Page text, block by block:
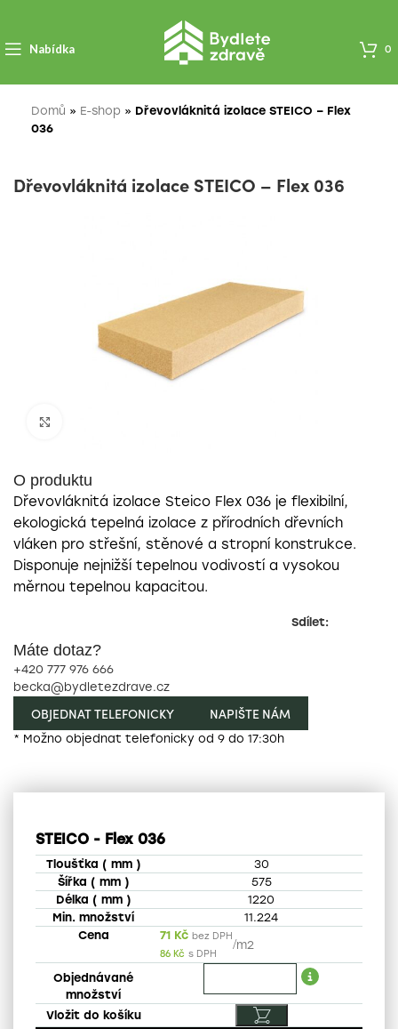
Nabídka 0
Domů » E-shop » Dřevovláknitá izolace STEICO – Flex
036
Dřevovláknitá izolace STEICO – Flex 036
O produktu
Dřevovláknitá izolace Steico Flex 036 je flexibilní,
ekologická tepelná izolace z přírodních dřevních
vláken pro střešní, stěnové a stropní konstrukce.
Disponuje nejnižší tepelnou vodivostí a vysokou
měrnou tepelnou kapacitou.
Sdílet:
Máte dotaz?
+420 777 976 666
becka@bydletezdrave.cz
OBJEDNAT TELEFONICKY NAPIŠTE NÁM
* Možno objednat telefonicky od 9 do 17:30h
STEICO - Flex 036
30
575
1220
11.224
71 Kč bez DPH
86 Kč s DPH
/m2